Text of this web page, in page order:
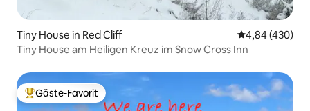
Tiny House in Red Cliff
4,84 (430)
Tiny House am Heiligen Kreuz im Snow Cross Inn
Beliebter Gäste-Favorit.
Gäste-Favorit